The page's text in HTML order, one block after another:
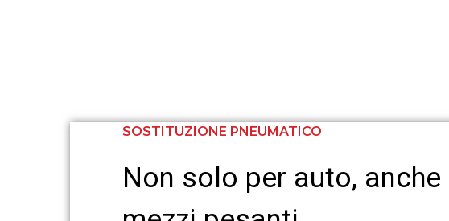
SOSTITUZIONE PNEUMATICO
Non solo per auto, anche